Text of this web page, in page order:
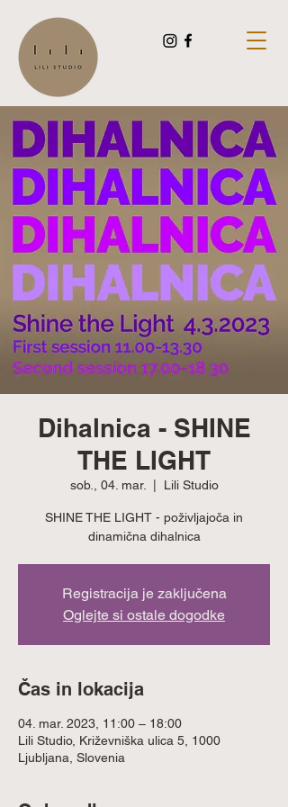
Dihalnica - SHINE
THE LIGHT
sob., 04. mar. Lili Studio
SHINE THE LIGHT - poživljajoča in
dinamična dihalnica
Registracija je zaključena
Oglejte si ostale dogodke
Čas in lokacija
04. mar. 2023, 11:00 – 18:00
Lili Studio, Križevniška ulica 5, 1000
Ljubljana, Slovenia